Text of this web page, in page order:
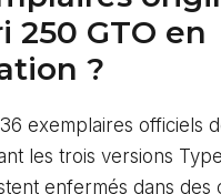
250 GTO en
?
36 exemplaires officiels
les trois versions
enfermés dans des